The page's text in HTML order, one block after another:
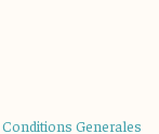
Conditions Generales